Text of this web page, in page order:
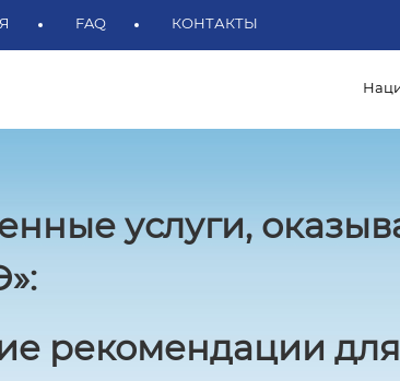
FAQ КОНТАКТЫ
услуги,
рекомендации